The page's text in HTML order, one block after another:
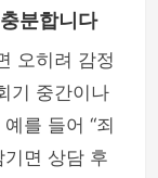
분합니다
오히려 감정
기 중간이나
를 들어 “죄
면 상담 후